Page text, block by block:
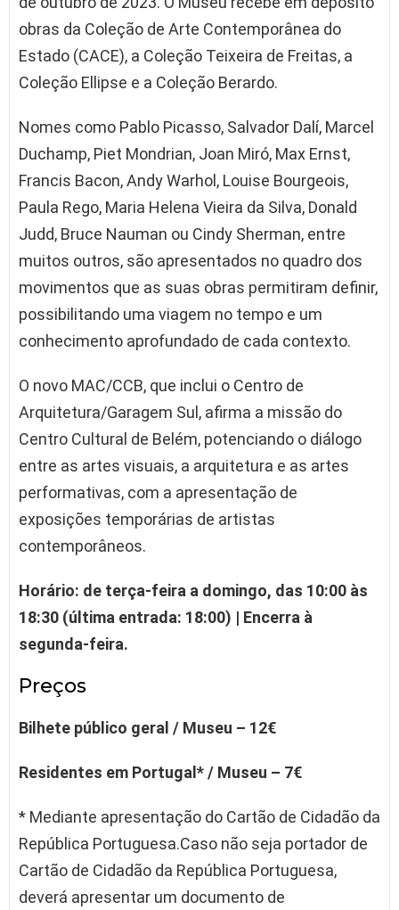
obras da Coleção de Arte Contemporânea do
Estado (CACE), a Coleção Teixeira de Freitas, a
Coleção Ellipse e a Coleção Berardo.
Nomes como Pablo Picasso, Salvador Dalí, Marcel
Duchamp, Piet Mondrian, Joan Miró, Max Ernst,
Francis Bacon, Andy Warhol, Louise Bourgeois,
Paula Rego, Maria Helena Vieira da Silva, Donald
Judd, Bruce Nauman ou Cindy Sherman, entre
muitos outros, são apresentados no quadro dos
movimentos que as suas obras permitiram definir,
possibilitando uma viagem no tempo e um
conhecimento aprofundado de cada contexto.
O novo MAC/CCB, que inclui o Centro de
Arquitetura/Garagem Sul, afirma a missão do
Centro Cultural de Belém, potenciando o diálogo
entre as artes visuais, a arquitetura e as artes
performativas, com a apresentação de
exposições temporárias de artistas
contemporâneos.
Horário: de terça-feira a domingo, das 10:00 às
18:30 (última entrada: 18:00) | Encerra à
segunda-feira.
Preços
Bilhete público geral / Museu – 12€
Residentes em Portugal* / Museu – 7€
* Mediante apresentação do Cartão de Cidadão da
República Portuguesa.Caso não seja portador de
Cartão de Cidadão da República Portuguesa,
deverá apresentar um documento de